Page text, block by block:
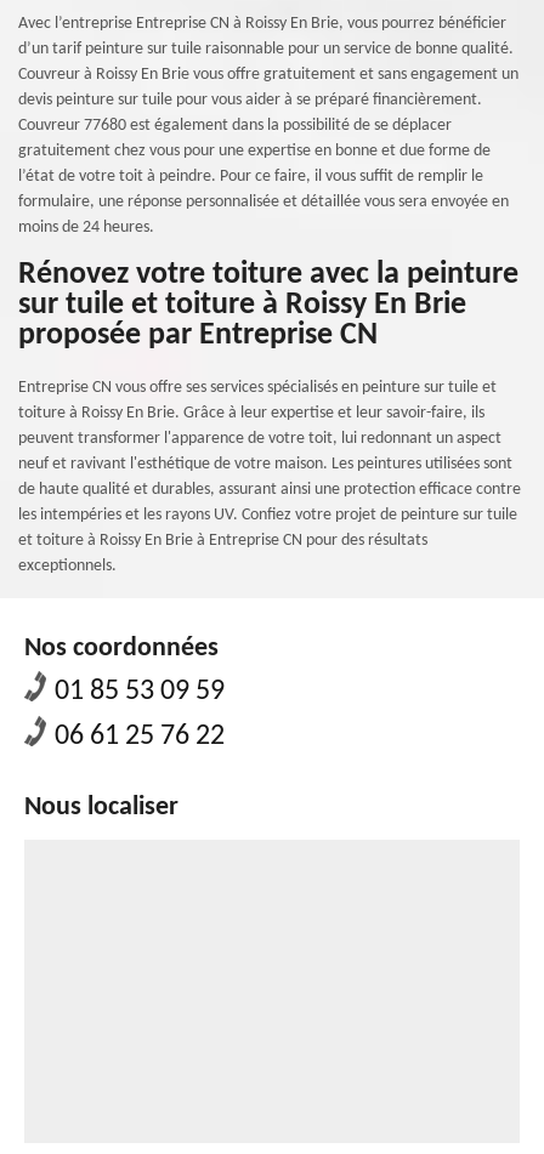
Avec l’entreprise Entreprise CN à Roissy En Brie, vous pourrez bénéficier
d’un tarif peinture sur tuile raisonnable pour un service de bonne qualité.
Couvreur à Roissy En Brie vous offre gratuitement et sans engagement un
devis peinture sur tuile pour vous aider à se préparé financièrement.
Couvreur 77680 est également dans la possibilité de se déplacer
gratuitement chez vous pour une expertise en bonne et due forme de
l’état de votre toit à peindre. Pour ce faire, il vous suffit de remplir le
formulaire, une réponse personnalisée et détaillée vous sera envoyée en
moins de 24 heures.
Rénovez votre toiture avec la peinture
sur tuile et toiture à Roissy En Brie
proposée par Entreprise CN
Entreprise CN vous offre ses services spécialisés en peinture sur tuile et
toiture à Roissy En Brie. Grâce à leur expertise et leur savoir-faire, ils
peuvent transformer l'apparence de votre toit, lui redonnant un aspect
neuf et ravivant l'esthétique de votre maison. Les peintures utilisées sont
de haute qualité et durables, assurant ainsi une protection efficace contre
les intempéries et les rayons UV. Confiez votre projet de peinture sur tuile
et toiture à Roissy En Brie à Entreprise CN pour des résultats
exceptionnels.
Nos coordonnées
01 85 53 09 59
06 61 25 76 22
Nous localiser